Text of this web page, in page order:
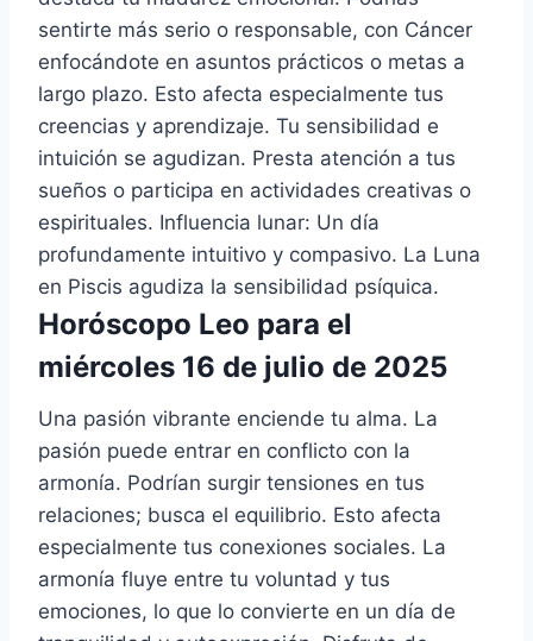
sentirte más serio o responsable, con Cáncer
enfocándote en asuntos prácticos o metas a
largo plazo. Esto afecta especialmente tus
creencias y aprendizaje. Tu sensibilidad e
intuición se agudizan. Presta atención a tus
sueños o participa en actividades creativas o
espirituales. Influencia lunar: Un día
profundamente intuitivo y compasivo. La Luna
en Piscis agudiza la sensibilidad psíquica.
Horóscopo Leo para el
miércoles 16 de julio de 2025
Una pasión vibrante enciende tu alma. La
pasión puede entrar en conflicto con la
armonía. Podrían surgir tensiones en tus
relaciones; busca el equilibrio. Esto afecta
especialmente tus conexiones sociales. La
armonía fluye entre tu voluntad y tus
emociones, lo que lo convierte en un día de